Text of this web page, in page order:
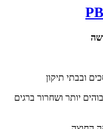
ובבתי תיקון
יותר ושחרור ברגים